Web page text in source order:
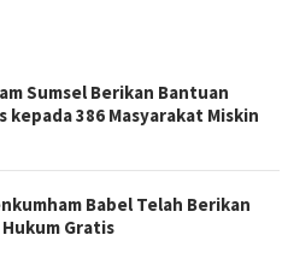
Sumsel Berikan Bantuan
kepada 386 Masyarakat Miskin
Babel Telah Berikan
Gratis